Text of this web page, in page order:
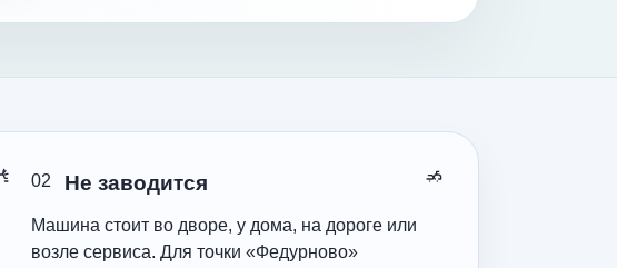
02 Не заводится
Машина стоит во дворе, у дома, на дороге или
возле сервиса. Для точки «Федурново»